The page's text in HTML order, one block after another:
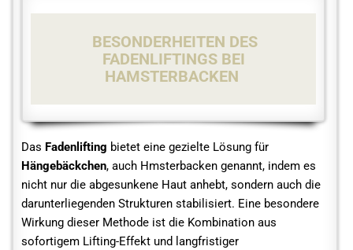
BESONDERHEITEN DES
FADENLIFTINGS BEI
HAMSTERBACKEN
Das Fadenlifting bietet eine gezielte Lösung für
Hängebäckchen, auch Hmsterbacken genannt, indem es
nicht nur die abgesunkene Haut anhebt, sondern auch die
darunterliegenden Strukturen stabilisiert. Eine besondere
Wirkung dieser Methode ist die Kombination aus
sofortigem Lifting-Effekt und langfristiger